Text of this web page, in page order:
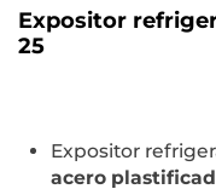
Expositor
25
Expositor
acero